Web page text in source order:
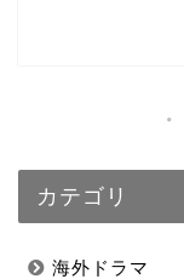
カテゴリ
海外ドラマ